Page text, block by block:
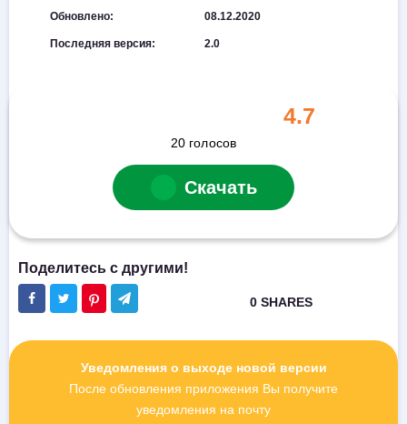
Обновлено: 08.12.2020
Последняя версия: 2.0
4.7
20 голосов
Скачать
Уведомления о выходе новой версии
После обновления приложения Вы получите
уведомления на почту